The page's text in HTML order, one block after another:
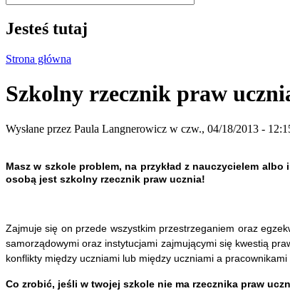
Jesteś tutaj
Strona główna
Szkolny rzecznik praw
Wysłane przez Paula Langnerowicz w czw., 04/18/2013 -
Masz w szkole problem, na przykład z nauczycielem
osobą jest szkolny rzecznik praw ucznia!
Zajmuje się on przede wszystkim przestrzeganiem oraz
samorządowymi oraz instytucjami zajmującymi się kwestią
konflikty między uczniami lub między uczniami a pracownikami
Co zrobić, jeśli w twojej szkole nie ma rzecznika praw